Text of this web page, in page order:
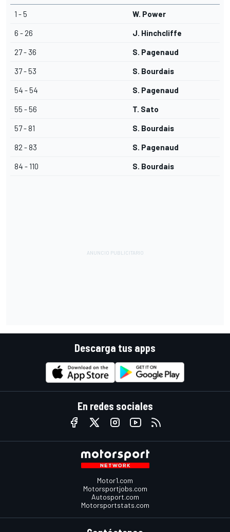
1 - 5 W. Power
6 - 26 J. Hinchcliffe
27 - 36 S. Pagenaud
37 - 53 S. Bourdais
54 - 54 S. Pagenaud
55 - 56 T. Sato
57 - 81 S. Bourdais
82 - 83 S. Pagenaud
84 - 110 S. Bourdais
Descarga tus apps
En redes sociales
Motor1.com
Motorsportjobs.com
Autosport.com
Motorsportstats.com